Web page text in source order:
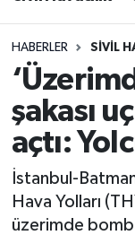
HABERLER SIVIL
şakası
açtı:
İstanbul-
Hava Yolları
üzerimde